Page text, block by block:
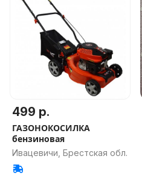
499 р.
ГАЗОНОКОСИЛКА
бензиновая
Ивацевичи, Брестская обл.